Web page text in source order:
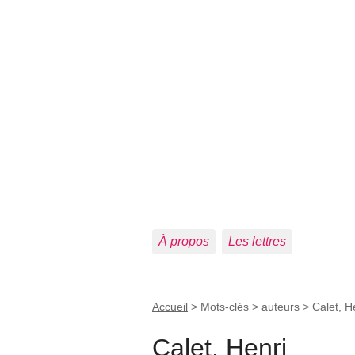
À propos Les lettres
Accueil > Mots-clés > auteurs > Calet,
Calet, Henri